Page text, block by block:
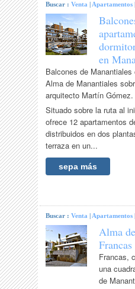
Buscar :Venta | Apartamentos
en
Balcones de
Alma de Manantiales
arquitecto Martín Gómez.
Situado sobre la ruta al
ofrece 12 apartamentos
distribuidos en dos
terraza en un...
sepa más
Buscar :Venta | Apartamentos
Alma
Francas
Francas,
una
de